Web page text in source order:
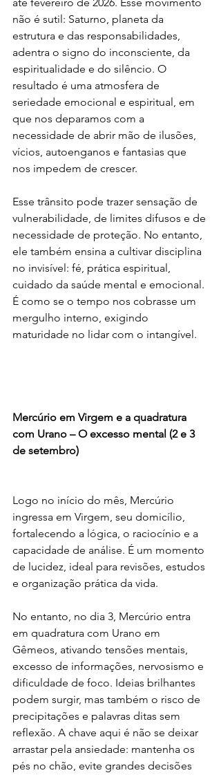
não é sutil: Saturno, planeta da
estrutura e das responsabilidades,
adentra o signo do inconsciente, da
espiritualidade e do silêncio. O
resultado é uma atmosfera de
seriedade emocional e espiritual, em
que nos deparamos com a
necessidade de abrir mão de ilusões,
vícios, autoenganos e fantasias que
nos impedem de crescer.
Esse trânsito pode trazer sensação de
vulnerabilidade, de limites difusos e de
necessidade de proteção. No entanto,
ele também ensina a cultivar disciplina
no invisível: fé, prática espiritual,
cuidado da saúde mental e emocional.
É como se o tempo nos cobrasse um
mergulho interno, exigindo
maturidade no lidar com o intangível.
Mercúrio em Virgem e a quadratura
com Urano – O excesso mental (2 e 3
de setembro)
Logo no início do mês, Mercúrio
ingressa em Virgem, seu domicílio,
fortalecendo a lógica, o raciocínio e a
capacidade de análise. É um momento
de lucidez, ideal para revisões, estudos
e organização prática da vida.
No entanto, no dia 3, Mercúrio entra
em quadratura com Urano em
Gêmeos, ativando tensões mentais,
excesso de informações, nervosismo e
dificuldade de foco. Ideias brilhantes
podem surgir, mas também o risco de
precipitações e palavras ditas sem
reflexão. A chave aqui é não se deixar
arrastar pela ansiedade: mantenha os
pés no chão, evite grandes decisões